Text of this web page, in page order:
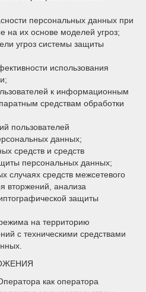
персональных данных при
на их основе моделей угроз;
угроз системы защиты
использования
к информационным
средствам обработки
пользователей
данных;
средств и средств
персональных данных;
случаях средств межсетевого
вторжений, анализа
защиты
на территорию
с техническими средствами
как оператора